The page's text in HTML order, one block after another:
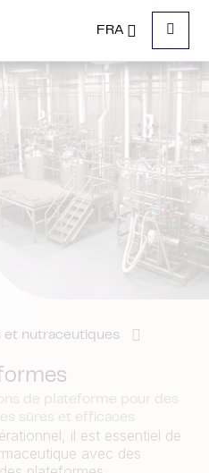
FRA
Menu
et nutraceutiques
de plateforme pour des
sûres et efficaces
il est essentiel de
avec des